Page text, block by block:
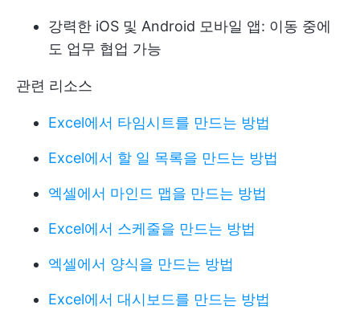
강력한 iOS 및 Android 모바일 앱: 이동 중에
도 업무 협업 가능
관련 리소스
Excel에서 타임시트를 만드는 방법
Excel에서 할 일 목록을 만드는 방법
엑셀에서 마인드 맵을 만드는 방법
Excel에서 스케줄을 만드는 방법
엑셀에서 양식을 만드는 방법
Excel에서 대시보드를 만드는 방법